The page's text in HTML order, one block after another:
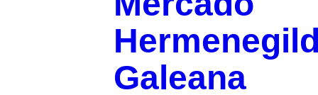
Galeana